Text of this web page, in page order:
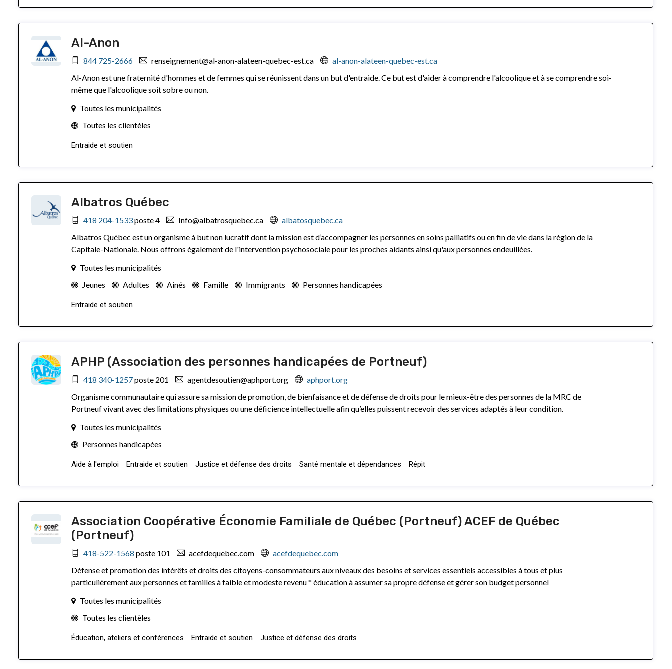
Al-Anon
844 725-2666 renseignement@al-anon-alateen-quebec-est.ca
al-anon-alateen-quebec-est.ca
Al-Anon est une fraternité d'hommes et de femmes qui se réunissent dans un but d'entraide. Ce but est d'aider à comprendre l'alcoolique et à se comprendre soi-
même que l'alcoolique soit sobre ou non.
Toutes les municipalités
Toutes les clientèles
Entraide et soutien
Albatros Québec
418 204-1533poste 4 Info@albatrosquebec.ca
albatosquebec.ca
Albatros Québec est un organisme à but non lucratif dont la mission est d’accompagner les personnes en soins palliatifs ou en fin de vie dans la région de la
Capitale-Nationale. Nous offrons également de l'intervention psychosociale pour les proches aidants ainsi qu'aux personnes endeuillées.
Toutes les municipalités
Jeunes
Adultes Ainés Famille Immigrants Personnes handicapées
Entraide et soutien
APHP (Association des personnes handicapées de Portneuf)
418 340-1257poste 201 agentdesoutien@aphport.org
aphport.org
Organisme communautaire qui assure sa mission de promotion, de bienfaisance et de défense de droits pour le mieux-être des personnes de la MRC de
Portneuf vivant avec des limitations physiques ou une déficience intellectuelle afin qu’elles puissent recevoir des services adaptés à leur condition.
Toutes les municipalités
Personnes handicapées
Aide à l'emploi Entraide et soutien Justice et défense des droits Santé mentale et dépendances Répit
Association Coopérative Économie Familiale de Québec (Portneuf) ACEF de Québec
(Portneuf)
418-522-1568 poste 101 acefdequebec.com
acefdequebec.com
Défense et promotion des intérêts et droits des citoyens-consommateurs aux niveaux des besoins et services essentiels accessibles à tous et plus
particulièrement aux personnes et familles à faible et modeste revenu * éducation à assumer sa propre défense et gérer son budget personnel
Toutes les municipalités
Toutes les clientèles
Éducation, ateliers et conférences Entraide et soutien Justice et défense des droits